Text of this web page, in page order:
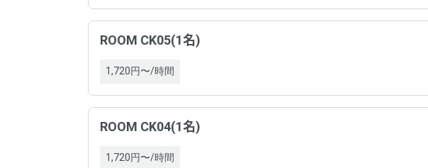
ROOM CK05(1名)
1,720円〜/時間
ROOM CK04(1名)
1,720円〜/時間